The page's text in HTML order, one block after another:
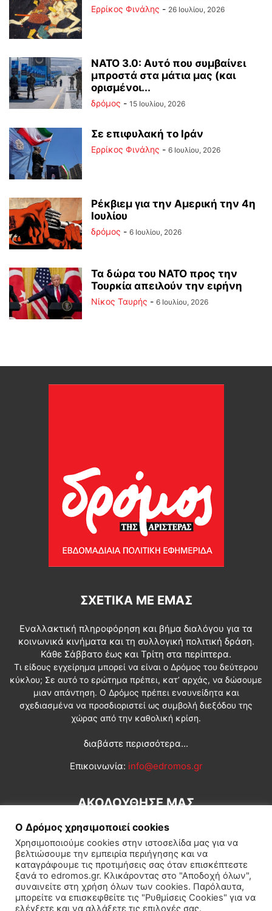
Ερρίκος Φινάλης - 26 Ιουλίου, 2026
ΝΑΤΟ 3.0: Αυτό που συμβαίνει
μπροστά στα μάτια μας (και
ορισμένοι...
δρόμος - 15 Ιουλίου, 2026
Σε επιφυλακή το Ιράν
Ερρίκος Φινάλης - 6 Ιουλίου, 2026
Ρέκβιεμ για την Αμερική την 4η
Ιουλίου
δρόμος - 6 Ιουλίου, 2026
Τα δώρα του ΝΑΤΟ προς την
Τουρκία απειλούν την ειρήνη
Νίκος Ταυρής - 6 Ιουλίου, 2026
ΣΧΕΤΙΚΆ ΜΕ ΕΜΆΣ
Εναλλακτική πληροφόρηση και βήμα διαλόγου για τα
κοινωνικά κινήματα και τη συλλογική πολιτική δράση.
Κάθε Σάββατο έως και Τρίτη στα περίπτερα.
Τι είδους εγχείρημα μπορεί να είναι ο Δρόμος του δεύτερου
κύκλου; Σε αυτό το ερώτημα πρέπει, κατ’ αρχάς, να δώσουμε
μιαν απάντηση. Ο Δρόμος πρέπει ενσυνείδητα και
σχεδιασμένα να προσδιοριστεί ως συμβολή διεξόδου της
χώρας από την καθολική κρίση.
διαβάστε περισσότερα...
Επικοινωνία: info@edromos.gr
ΑΚΟΛΟΥΘΗΣΕ ΜΑΣ
Εγγραφή συνδρομητή Πολιτική Διεθνή Κοινωνία
Ο Δρόμος χρησιμοποιεί cookies
Χρησιμοποιούμε cookies στην ιστοσελίδα μας για να
βελτιώσουμε την εμπειρία περιήγησης και να
καταγράφουμε τις προτιμήσεις σας όταν επισκέπτεστε
ξανά το edromos.gr. Κλικάροντας στο "Αποδοχή όλων",
συναινείτε στη χρήση όλων των cookies. Παρόλαυτα,
μπορείτε να επισκεφθείτε τις "Ρυθμίσεις Cookies" για να
ελέγξετε και να αλλάξετε τις επιλογές σας.